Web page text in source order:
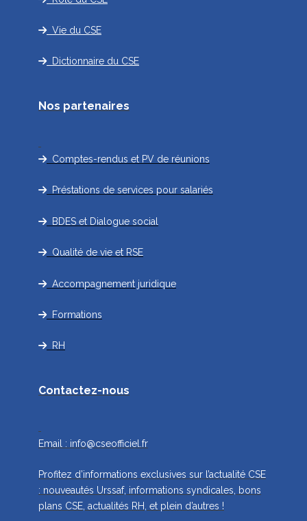
Vie du CSE
Dictionnaire du CSE
Nos partenaires
Comptes-rendus et PV de réunions
Préstations de services pour salariés
BDES et Dialogue social
Qualité de vie et RSE
Accompagnement juridique
Formations
RH
Contactez-nous
Email : info@cseofficiel.fr
Profitez d’informations exclusives sur l’actualité CSE
: nouveautés Urssaf, informations syndicales, bons
plans CSE, actualités RH, et plein d’autres !